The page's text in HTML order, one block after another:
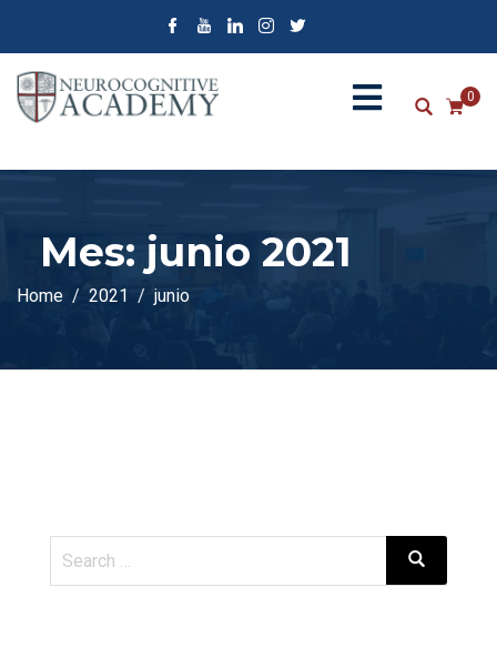
0
Mes: junio 2021
Home 2021 junio